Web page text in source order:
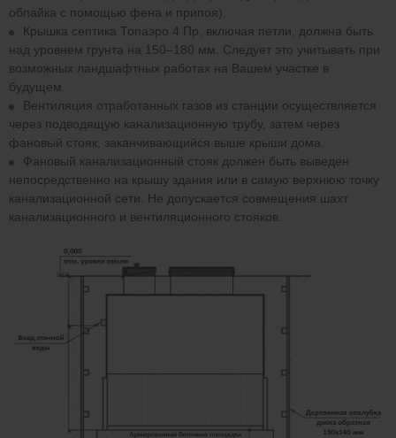
обпайка с помощью фена и припоя).
Крышка септика Топаэро 4 Пр, включая петли, должна быть
над уровнем грунта на 150–180 мм. Следует это учитывать при
возможных ландшафтных работах на Вашем участке в
будущем.
Вентиляция отработанных газов из станции осуществляется
через подводящую канализационную трубу, затем через
фановый стояк, заканчивающийся выше крыши дома.
Фановый канализационный стояк должен быть выведен
непосредственно на крышу здания или в самую верхнюю точку
канализационной сети. Не допускается совмещения шахт
канализационного и вентиляционного стояков.